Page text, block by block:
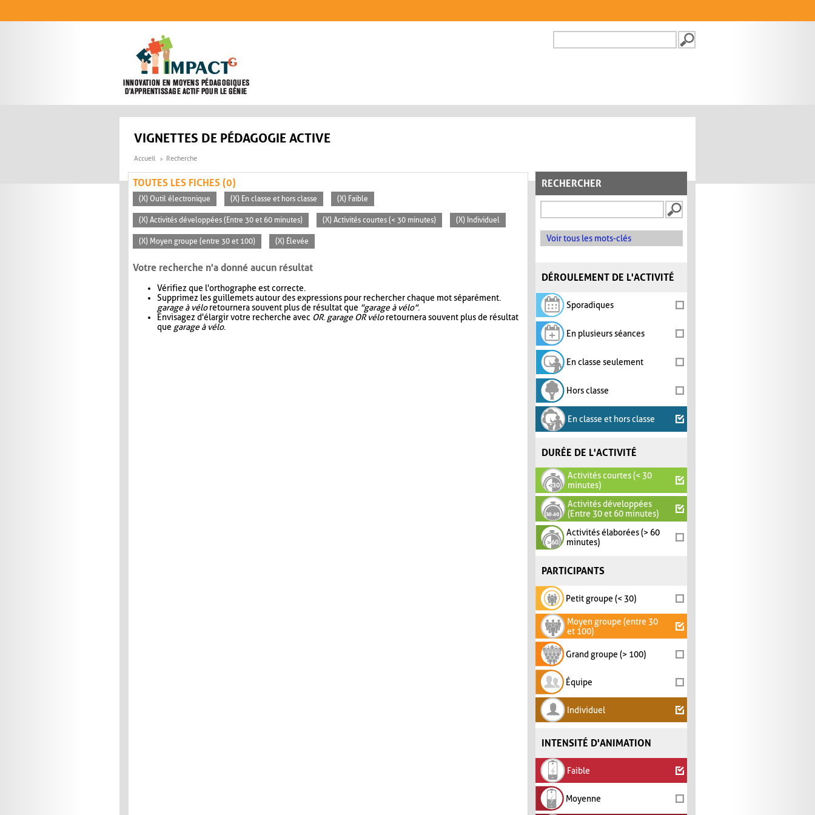
FORMULAIRE DE
VIGNETTES DE PÉDAGOGIE ACTIVE
Accueil Recherche
RECHERCHER
Voir tous les mots-clés
DÉROULEMENT DE L'ACTIVITÉ
Sporadiques
En plusieurs séances
En classe seulement
Hors classe
En classe et hors classe
DURÉE DE L'ACTIVITÉ
Activités courtes (< 30
minutes)
Activités développées
(Entre 30 et 60 minutes)
Activités élaborées (> 60
minutes)
PARTICIPANTS
Petit groupe (< 30)
Moyen groupe (entre 30
et 100)
Grand groupe (> 100)
Équipe
Individuel
INTENSITÉ D'ANIMATION
Faible
Moyenne
TOUTES LES FICHES (0)
(X) Outil électronique (X) En classe et hors classe (X) Faible
(X) Activités développées (Entre 30 et 60 minutes) (X) Activités courtes (< 30 minutes) (X) Individuel
(X) Moyen groupe (entre 30 et 100) (X) Élevée
Votre recherche n'a donné aucun résultat
Vérifiez que l'orthographe est correcte.
Supprimez les guillemets autour des expressions pour rechercher chaque mot séparément.
garage à véloretournera souvent plus de résultat que "garage à vélo".
Envisagez d'élargir votre recherche avec OR. garage OR véloretournera souvent plus de résultat
que garage à vélo.